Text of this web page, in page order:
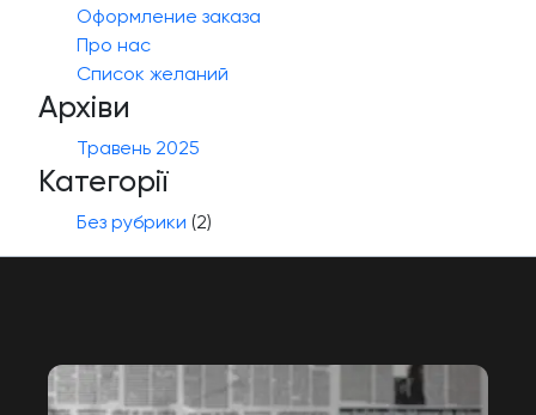
Оформление заказа
Про нас
Список желаний
Архіви
Травень 2025
Категорії
Без рубрики (2)